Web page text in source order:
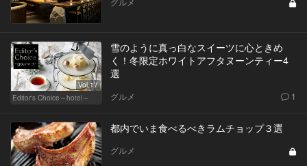
Vol.17
Editor's Choice～hotel～
雪のように真っ白なスイーツに心ときめ
く！冬限定ホワイトアフタヌーンティー4
選
グルメ 1
都内でいま食べるべきラムチョップ３選
グルメ